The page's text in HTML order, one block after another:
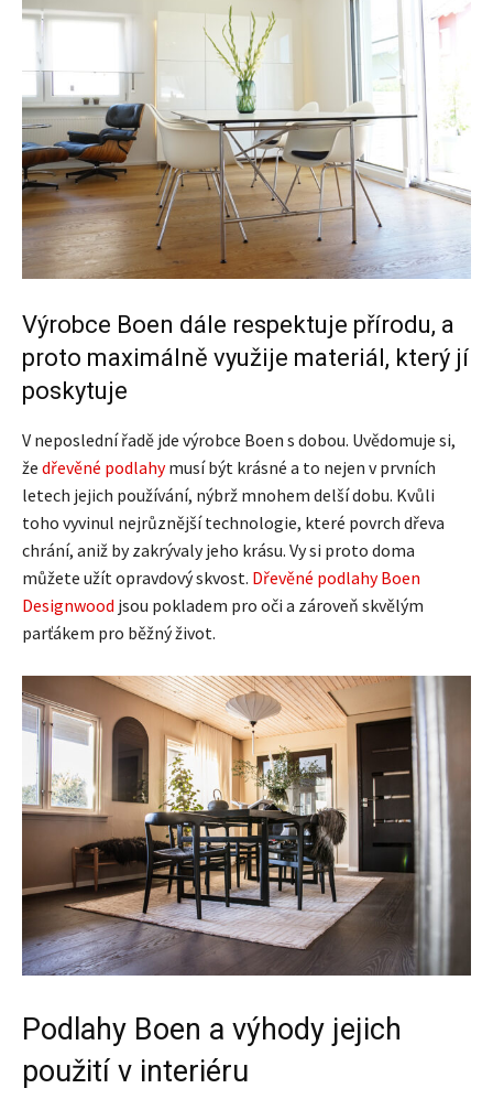
Výrobce Boen dále respektuje přírodu, a
proto maximálně využije materiál, který jí
poskytuje
V neposlední řadě jde výrobce Boen s dobou. Uvědomuje si,
že dřevěné podlahymusí být krásné a to nejen v prvních
letech jejich používání, nýbrž mnohem delší dobu. Kvůli
toho vyvinul nejrůznější technologie, které povrch dřeva
chrání, aniž by zakrývaly jeho krásu. Vy si proto doma
můžete užít opravdový skvost. Dřevěné podlahy Boen
Designwood jsou pokladem pro oči a zároveň skvělým
parťákem pro běžný život.
Podlahy Boen a výhody jejich
použití v interiéru